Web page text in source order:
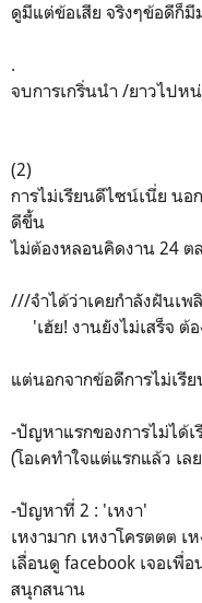
ดูมีแต่ข้อเสีย จริงๆข้อดีก็
.
จบการเกริ่นนำ /ยาวไปห
(2)
การไม่เรียนดีไซน์เนี่ย น
ดีขึ้น
ไม่ต้องหลอนคิดงาน 24 ต
///จำได้ว่าเคยกำลังฝันเ
'เฮ้ย! งานยังไม่เสร็จ ต้
แต่นอกจากข้อดีการไม่เ
-ปัญหาแรกของการไม่ได้
(โอเคทำใจแต่แรกแล้ว เ
-ปัญหาที่ 2 : 'เหงา'
เหงามาก เหงาโครตตต เ
เลื่อนดู facebook เจอเพื่
สนุกสนาน